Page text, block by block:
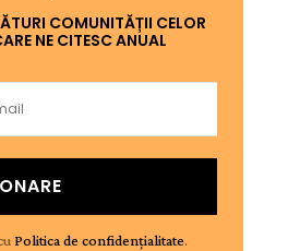
COMUNITĂȚII CELOR
NE CITESC ANUAL
Politica de confidențialitate.